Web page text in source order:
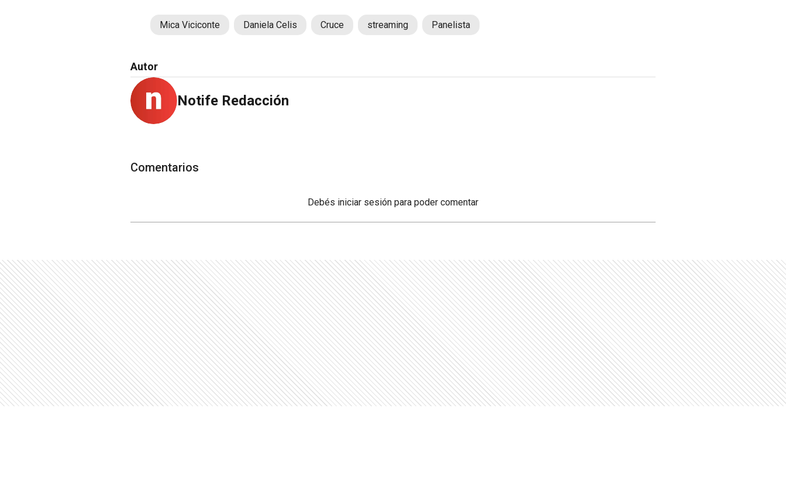
Mica Viciconte Daniela Celis Cruce streaming Panelista
Autor
Notife Redacción
Comentarios
Debés iniciar sesión para poder comentar